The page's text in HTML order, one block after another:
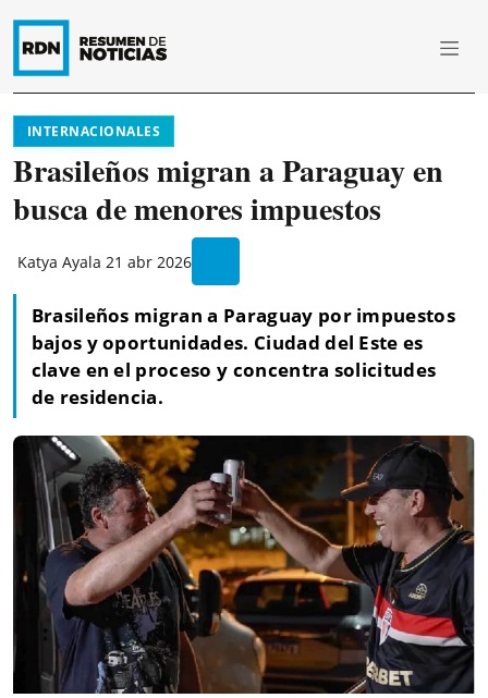
INTERNACIONALES
Brasileños migran a Paraguay en
busca de menores impuestos
Katya Ayala 21 abr 2026
Brasileños migran a Paraguay por impuestos
bajos y oportunidades. Ciudad del Este es
clave en el proceso y concentra solicitudes
de residencia.